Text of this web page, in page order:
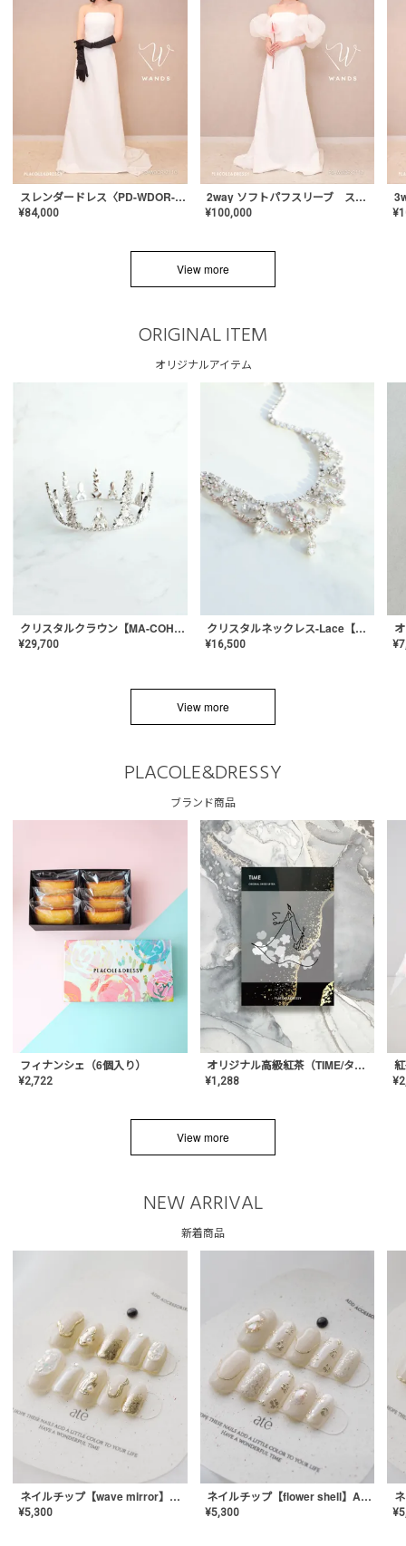
スレンダードレス〈PD-WDOR-2110〉
¥84,000
2way ソフトパフスリーブ スレンダードレス〈PD-WDOR-2112〉
¥100,000 ¥
View more
ORIGINAL ITEM
オリジナルアイテム
クリスタルクラウン【MA-COHD-01】韓国風クラウン/ウェディングクラウン/ティアラ
¥29,700
クリスタルネックレス-Lace【MA-CONL-02】
¥16,500 ¥
View more
PLACOLE&DRESSY
ブランド商品
フィナンシェ（6個入り）
¥2,722
オリジナル高級紅茶（TIME/タイム）【ギフト/プチギフト/プレゼント/内祝い/結婚式/オリジナル配合/高品質/ハーブティー/茶葉/記念日/お返し/手土産/美容/おしゃれ】
¥1,288 ¥
View more
NEW ARRIVAL
新着商品
ネイルチップ【wave mirror】AE-CONA-04
¥5,300
ネイルチップ【flower shell】AE-CONA-03
¥5,300 ¥